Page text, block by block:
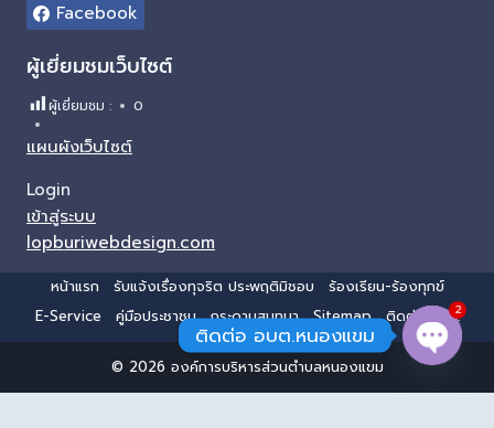
Facebook
ผู้เยี่ยมชมเว็บไซต์
ผู้เยี่ยมชม : 0
แผนผังเว็บไซต์
Login
เข้าสู่ระบบ
lopburiwebdesign.com
หน้าแรก รับแจ้งเรื่องทุจริต ประพฤติมิชอบ
ร้องเรียน-ร้องทุกข์
E-Service
คู่มือประชาชน กระดานสนทนา Sitemap ติดต่อ อบต.
© 2026 องค์การบริหารส่วนตำบลหนองแขม
ติดต่อ อบต.หนองแขม
2